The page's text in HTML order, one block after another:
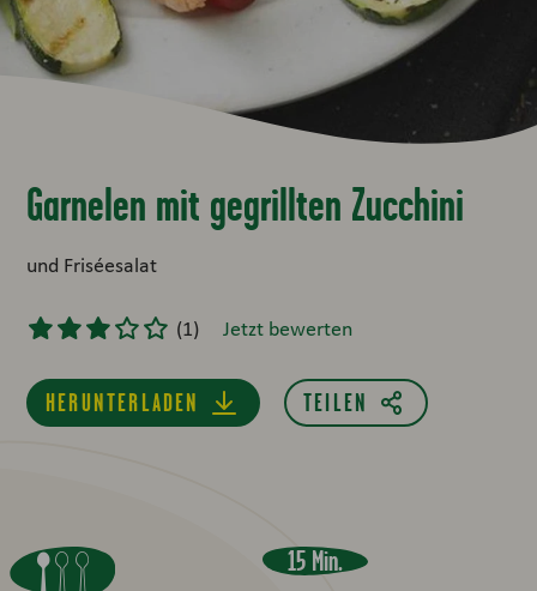
Garnelen mit gegrillten Zucchini
und Friséesalat
(1) Jetzt bewerten
HERUNTERLADEN
15 Min.